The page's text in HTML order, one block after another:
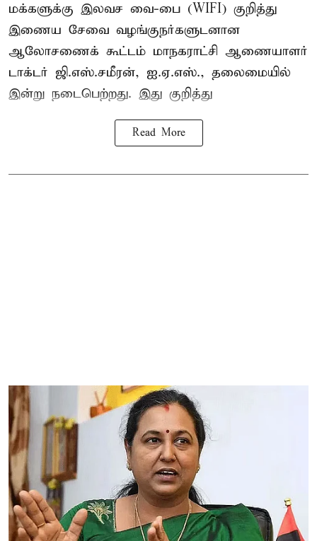
மக்களுக்கு இலவச வை-பை (WIFI) குறித்து
இணைய சேவை வழங்குநர்களுடனான
ஆலோசணைக் கூட்டம் மாநகராட்சி ஆணையாளர்
டாக்டர் ஜி.எஸ்.சமீரன், ஐ.ஏ.எஸ்., தலைமையில்
இன்று நடைபெற்றது. இது குறித்து
Read More